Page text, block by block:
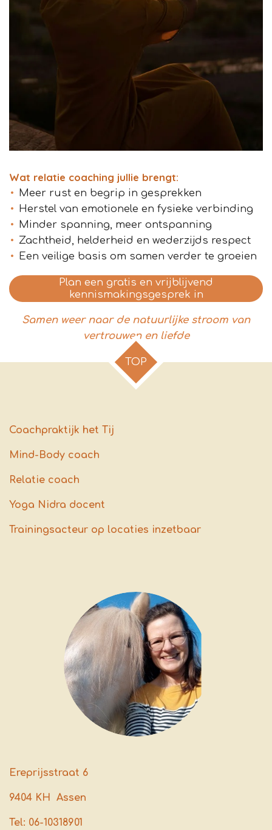
Wat relatie coaching jullie brengt:
Meer rust en begrip in gesprekken
Herstel van emotionele en fysieke verbinding
Minder spanning, meer ontspanning
Zachtheid, helderheid en wederzijds respect
Een veilige basis om samen verder te groeien
Plan een gratis en vrijblijvend
kennismakingsgesprek in
Samen weer naar de natuurlijke stroom van
vertrouwen en liefde
TOP
Coachpraktijk het Tij
Mind-Body coach
Relatie coach
Yoga Nidra docent
Trainingsacteur op locaties inzetbaar
Ereprijsstraat 6
9404 KH Assen
Tel: 06-10318901